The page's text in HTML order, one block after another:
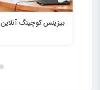
بیزینس کوچینگ آنلاین